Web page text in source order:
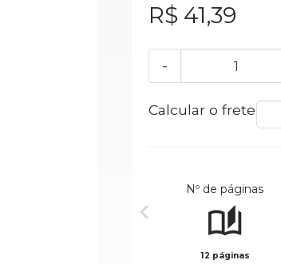
R$ 41,39
-
Calcular o frete
Nº de páginas
12 páginas